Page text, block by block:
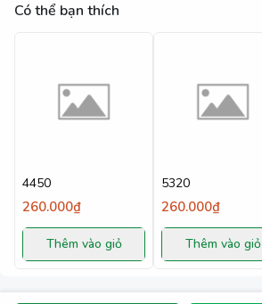
Có thể bạn thích
4450
260.000₫
Thêm vào giỏ
5320
260.000₫
Thêm vào giỏ